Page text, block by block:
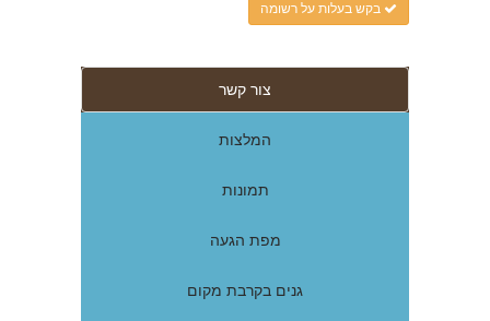
בקש בעלות על רשומה
צור קשר
המלצות
תמונות
מפת הגעה
גנים בקרבת מקום